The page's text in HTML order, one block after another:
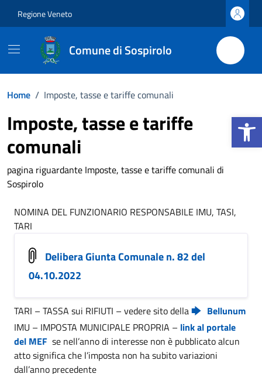
Apri la
Regione Veneto
Comune di Sospirolo
Home / Imposte, tasse e tariffe comunali
Imposte, tasse e tariffe
comunali
pagina riguardante Imposte, tasse e tariffe comunali di
Sospirolo
NOMINA DEL FUNZIONARIO RESPONSABILE IMU, TASI,
TARI
Delibera Giunta Comunale n. 82 del
04.10.2022
TARI – TASSA sui RIFIUTI – vedere sito della
Bellunum
IMU – IMPOSTA MUNICIPALE PROPRIA – link al portale
del MEF se nell’anno di interesse non è pubblicato alcun
atto significa che l’imposta non ha subito variazioni
dall’anno precedente